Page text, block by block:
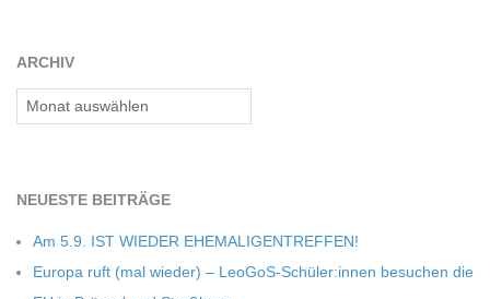
M
I
D
T
ARCHIV
Archiv
NEU­ESTE BEITRÄGE
Am 5.9. IST WIEDER EHEMALIGENTREFFEN!
Europa ruft (mal wie­der) – LeoGoS-Schüler:innen besu­chen die